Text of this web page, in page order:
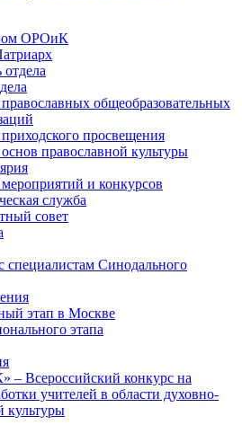
ОРОиК
отдела
общеобразовательных
просвещения
православной культуры
и конкурсов
служба
совет
специалистам Синодального
этап в Москве
этапа
– Всероссийский конкурс на
учителей в области духовно-
культуры